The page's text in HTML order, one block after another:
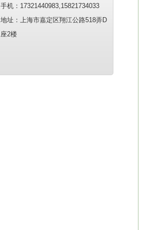
手机：17321440983,15821734033
地址：上海市嘉定区翔江公路518弄D
座2楼